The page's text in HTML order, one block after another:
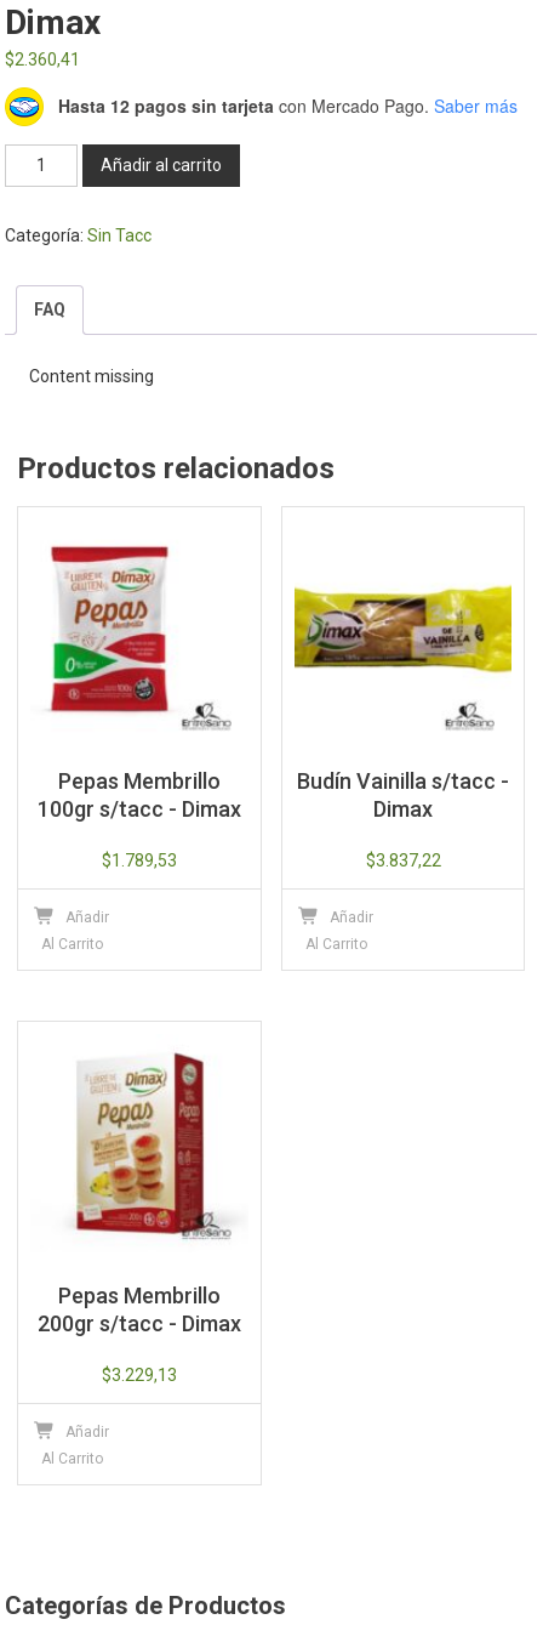
Dimax
$2.360,41
Hasta 12 pagos sin tarjeta con Mercado Pago. Saber más
Almidón
de
s/tacc
Dimax
cantidad
Añadir al carrito
Categoría:Sin Tacc
FAQ
Content missing
Productos relacionados
Pepas Membrillo
100gr s/tacc - Dimax
$1.789,53
Añadir
Al Carrito
Budín Vainilla s/tacc -
Dimax
$3.837,22
Añadir
Al Carrito
Pepas Membrillo
200gr s/tacc - Dimax
$3.229,13
Añadir
Al Carrito
Categorías de Productos